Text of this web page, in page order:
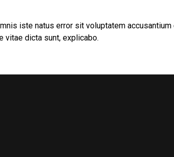
iste natus error sit voluptatem
vitae dicta sunt, explicabo.